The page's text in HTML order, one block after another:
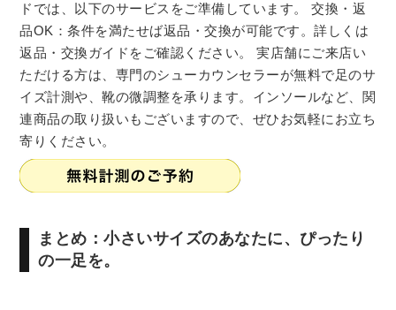
ドでは、以下のサービスをご準備しています。 交換・返
品OK：条件を満たせば返品・交換が可能です。詳しくは
返品・交換ガイドをご確認ください。 実店舗にご来店い
ただける方は、専門のシューカウンセラーが無料で足のサ
イズ計測や、靴の微調整を承ります。インソールなど、関
連商品の取り扱いもございますので、ぜひお気軽にお立ち
寄りください。
まとめ：小さいサイズのあなたに、ぴったり
の一足を。